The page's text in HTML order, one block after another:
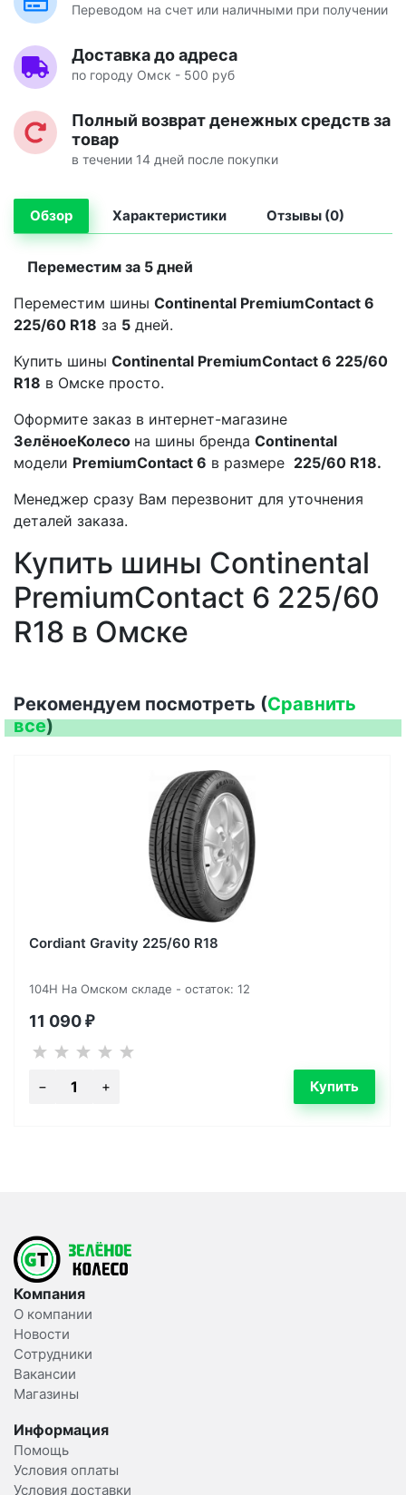
Переводом на счет или наличными при получении
Доставка до адреса
по городу Омск - 500 руб
Полный возврат денежных средств за
товар
в течении 14 дней после покупки
Обзор Характеристики Отзывы (0)
Переместим за 5 дней
Переместим шины Continental PremiumContact 6
225/60 R18 за 5 дней.
Купить шины Continental PremiumContact 6 225/60
R18 в Омске просто.
Оформите заказ в интернет-магазине
ЗелёноеКолесо на шины бренда Continental
модели PremiumContact 6 в размере 225/60 R18.
Менеджер сразу Вам перезвонит для уточнения
деталей заказа.
Купить шины Continental
PremiumContact 6 225/60
R18 в Омске
Рекомендуем посмотреть (Сравнить
все)
Cordiant Gravity 225/60 R18
104H На Омском складе - остаток: 12
11 090 ₽
Компания
О компании
Новости
Сотрудники
Вакансии
Магазины
Информация
Помощь
Условия оплаты
Условия доставки